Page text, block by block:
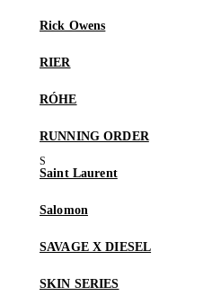
Rick Owens
RIER
RÓHE
RUNNING ORDER
Saint Laurent
Salomon
SAVAGE X DIESEL
SKIN SERIES